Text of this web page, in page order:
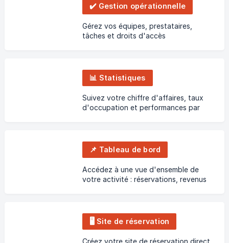
✔️ Gestion opérationnelle
Gérez vos équipes, prestataires,
tâches et droits d'accès
📊 Statistiques
Suivez votre chiffre d'affaires, taux
d'occupation et performances par
📌 Tableau de bord
Accédez à une vue d'ensemble de
votre activité : réservations, revenus
🖥️ Site de réservation
Créez votre site de réservation direct